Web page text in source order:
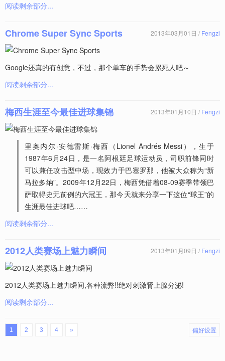
阅读剩余部分...
Chrome Super Sync Sports 2013年03月01日 / Fengzi
Google还真的有创意，不过，那个单车的手势会累死人吧～
阅读剩余部分...
梅西生涯至今最佳进球集锦 2013年01月10日 / Fengzi
里奥内尔·安德雷斯·梅西（Lionel Andrés Messi），生于
1987年6月24日，是一名阿根廷足球运动员，司职前锋同时
可以兼任攻击型中场，现效力于巴塞罗那，他被大众称为“新
马拉多纳”。2009年12月22日，梅西凭借着08-09赛季带领巴
萨取得史无前例的六冠王，那今天就来分享一下这位“球王”的
生涯最佳进球吧……
阅读剩余部分...
2012人类赛场上魅力瞬间 2013年01月09日 / Fengzi
2012人类赛场上魅力瞬间,各种流弊!!绝对刺激肾上腺分泌!
阅读剩余部分...
1 2 3 4 » 偏好设置